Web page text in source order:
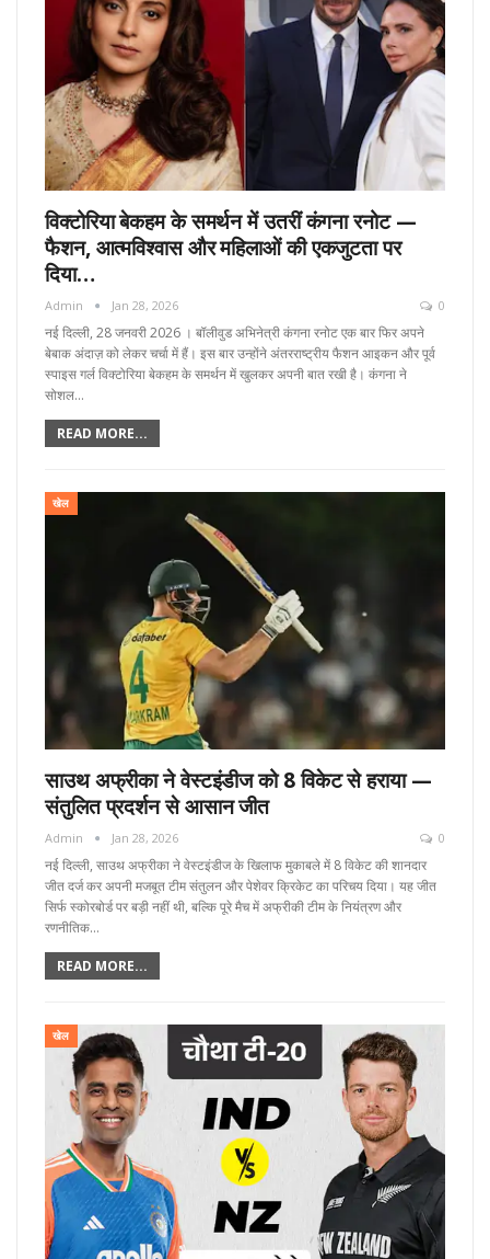
विक्टोरिया बेकहम के समर्थन में उतरीं कंगना रनोट —
फैशन, आत्मविश्वास और महिलाओं की एकजुटता पर
दिया…
Admin Jan 28, 2026 0
नई दिल्ली, 28 जनवरी 2026 । बॉलीवुड अभिनेत्री कंगना रनोट एक बार फिर अपने
बेबाक अंदाज़ को लेकर चर्चा में हैं। इस बार उन्होंने अंतरराष्ट्रीय फैशन आइकन और पूर्व
स्पाइस गर्ल विक्टोरिया बेकहम के समर्थन में खुलकर अपनी बात रखी है। कंगना ने
सोशल…
READ MORE...
खेल
साउथ अफ्रीका ने वेस्टइंडीज को 8 विकेट से हराया —
संतुलित प्रदर्शन से आसान जीत
Admin Jan 28, 2026 0
नई दिल्ली, साउथ अफ्रीका ने वेस्टइंडीज के खिलाफ मुकाबले में 8 विकेट की शानदार
जीत दर्ज कर अपनी मजबूत टीम संतुलन और पेशेवर क्रिकेट का परिचय दिया। यह जीत
सिर्फ स्कोरबोर्ड पर बड़ी नहीं थी, बल्कि पूरे मैच में अफ्रीकी टीम के नियंत्रण और
रणनीतिक…
READ MORE...
खेल